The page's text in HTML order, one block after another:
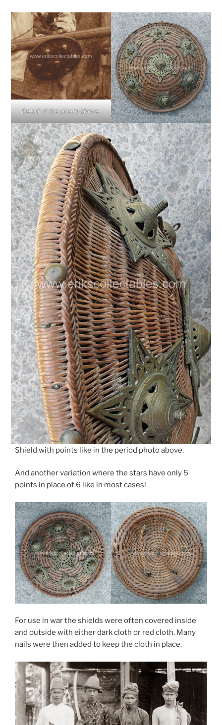
Detail of the photo above.
Shield with points like in the period photo above.
And another variation where the stars have only 5
points in place of 6 like in most cases!
For use in war the shields were often covered inside
and outside with either dark cloth or red cloth. Many
nails were then added to keep the cloth in place.